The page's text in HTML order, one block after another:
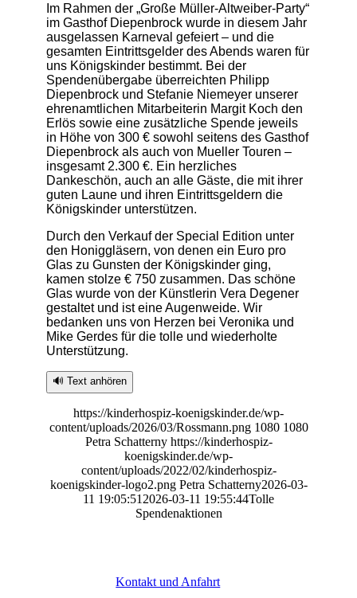
Im Rahmen der „Große Müller-Altweiber-Party“
im Gasthof Diepenbrock wurde in diesem Jahr
ausgelassen Karneval gefeiert – und die
gesamten Eintrittsgelder des Abends waren für
uns Königskinder bestimmt. Bei der
Spendenübergabe überreichten Philipp
Diepenbrock und Stefanie Niemeyer unserer
ehrenamtlichen Mitarbeiterin Margit Koch den
Erlös sowie eine zusätzliche Spende jeweils
in Höhe von 300 € sowohl seitens des Gasthof
Diepenbrock als auch von Mueller Touren –
insgesamt 2.300 €. Ein herzliches
Dankeschön, auch an alle Gäste, die mit ihrer
guten Laune und ihren Eintrittsgeldern die
Königskinder unterstützen.
Durch den Verkauf der Special Edition unter
den Honiggläsern, von denen ein Euro pro
Glas zu Gunsten der Königskinder ging,
kamen stolze € 750 zusammen. Das schöne
Glas wurde von der Künstlerin Vera Degener
gestaltet und ist eine Augenweide. Wir
bedanken uns von Herzen bei Veronika und
Mike Gerdes für die tolle und wiederholte
Unterstützung.
🔊 Text anhören
https://kinderhospiz-koenigskinder.de/wp-
content/uploads/2026/03/Rossmann.png 1080 1080
Petra Schatterny https://kinderhospiz-
koenigskinder.de/wp-
content/uploads/2022/02/kinderhospiz-
koenigskinder-logo2.png Petra Schatterny2026-03-
11 19:05:51 2026-03-11 19:55:44Tolle
Spendenaktionen
Kontakt und Anfahrt